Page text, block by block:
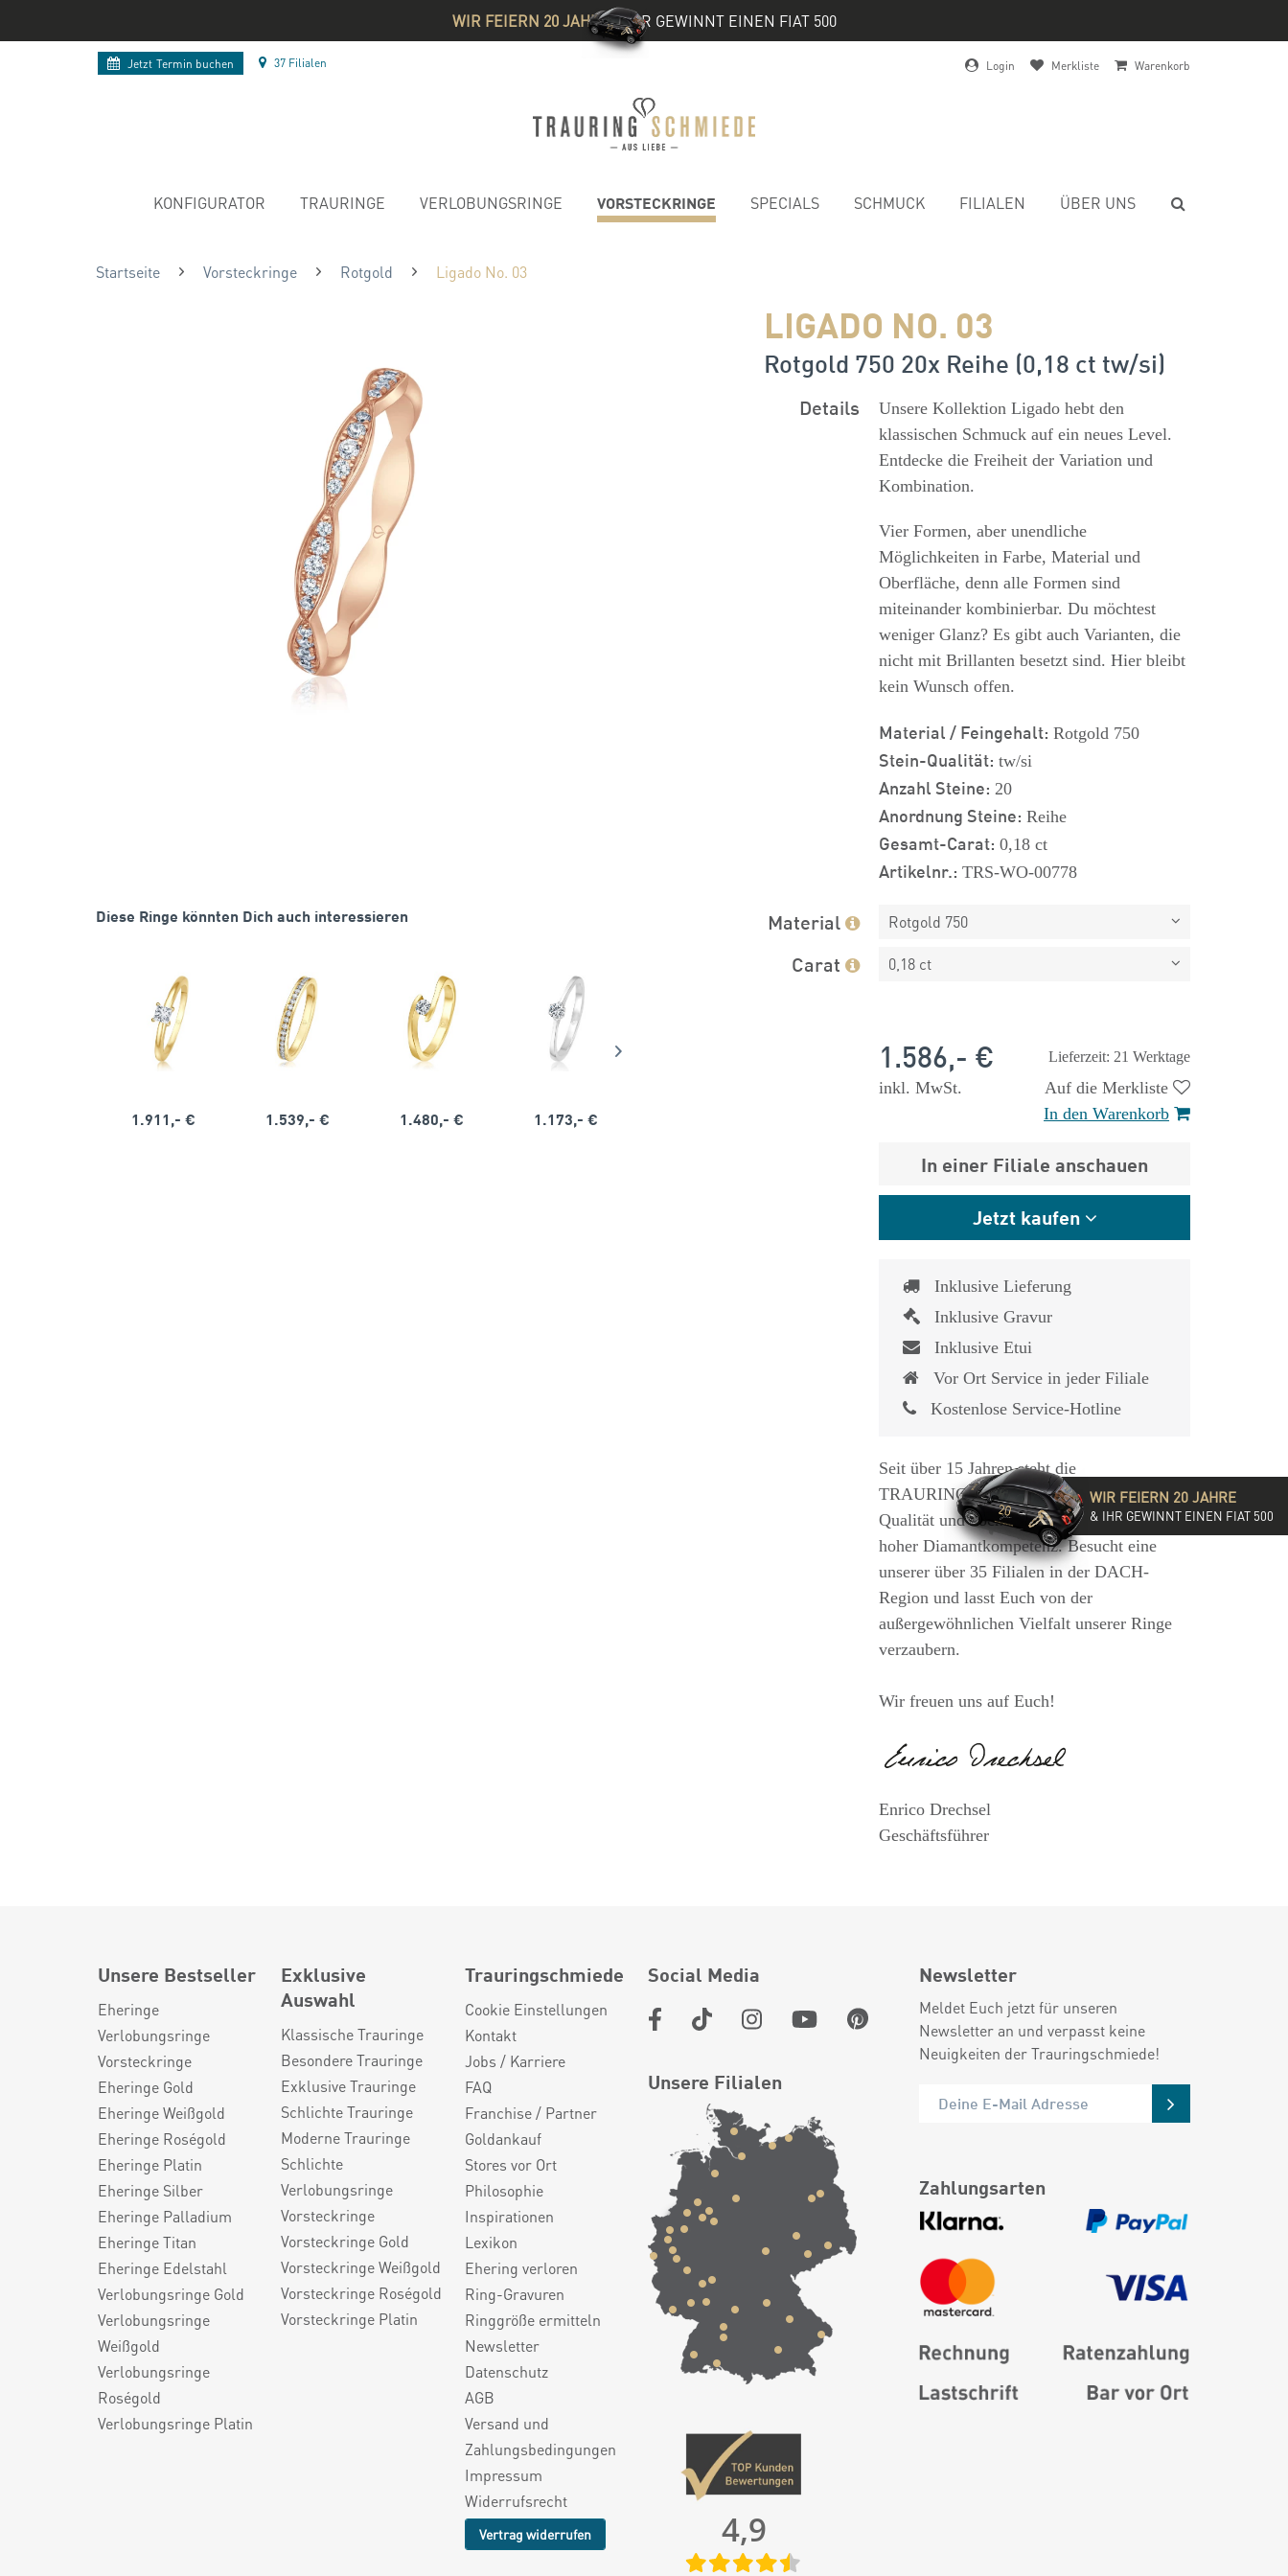
WIR FEIERN 20 JAHRE& IHR GEWINNT EINEN FIAT 500
Jetzt Termin buchen 37 Filialen Login Merkliste Warenkorb
KONFIGURATOR TRAURINGE VERLOBUNGSRINGE VORSTECKRINGE SPECIALS SCHMUCK FILIALEN ÜBER UNS
Startseite Vorsteckringe Rotgold Ligado No. 03
LIGADO NO. 03
Rotgold 750 20x Reihe (0,18 ct tw/si)
Diese Ringe könnten Dich auch interessieren
1.911,- € 1.539,- € 1.480,- € 1.173,- €
Details
Unsere Kollektion Ligado hebt den
klassischen Schmuck auf ein neues Level.
Entdecke die Freiheit der Variation und
Kombination.
Vier Formen, aber unendliche
Möglichkeiten in Farbe, Material und
Oberfläche, denn alle Formen sind
miteinander kombinierbar. Du möchtest
weniger Glanz? Es gibt auch Varianten, die
nicht mit Brillanten besetzt sind. Hier bleibt
kein Wunsch offen.
Material / Feingehalt: Rotgold 750
Stein-Qualität: tw/si
Anzahl Steine: 20
Anordnung Steine: Reihe
Gesamt-Carat: 0,18 ct
Artikelnr.: TRS-WO-00778
Material Rotgold 750
Carat 0,18 ct
Lieferzeit: 21 Werktage
1.586,- €
inkl. MwSt.
Auf die Merkliste
In den Warenkorb
In einer Filiale anschauen
Jetzt kaufen
Inklusive Lieferung
Inklusive Gravur
Inklusive Etui
Vor Ort Service in jeder Filiale
Kostenlose Service-Hotline
Seit über 15 Jahren steht die
TRAURINGSCHMIEDE für exzellente
Qualität und hochwertige Beratung mit
hoher Diamantkompetenz. Besucht eine
unserer über 35 Filialen in der DACH-
Region und lasst Euch von der
außergewöhnlichen Vielfalt unserer Ringe
verzaubern.
Wir freuen uns auf Euch!
Enrico Drechsel
Geschäftsführer
Unsere Bestseller
Eheringe
Verlobungsringe
Vorsteckringe
Eheringe Gold
Eheringe Weißgold
Eheringe Roségold
Eheringe Platin
Eheringe Silber
Eheringe Palladium
Eheringe Titan
Eheringe Edelstahl
Verlobungsringe Gold
Verlobungsringe
Weißgold
Verlobungsringe
Roségold
Verlobungsringe Platin
Exklusive
Auswahl
Klassische Trauringe
Besondere Trauringe
Exklusive Trauringe
Schlichte Trauringe
Moderne Trauringe
Schlichte
Verlobungsringe
Vorsteckringe
Vorsteckringe Gold
Vorsteckringe Weißgold
Vorsteckringe Roségold
Vorsteckringe Platin
Trauringschmiede
Cookie Einstellungen
Kontakt
Jobs / Karriere
FAQ
Franchise / Partner
Goldankauf
Stores vor Ort
Philosophie
Inspirationen
Lexikon
Ehering verloren
Ring-Gravuren
Ringgröße ermitteln
Newsletter
Datenschutz
AGB
Versand und
Zahlungsbedingungen
Impressum
Widerrufsrecht
Vertrag widerrufen
Social Media
Unsere Filialen
4,9
Newsletter
Meldet Euch jetzt für unseren
Newsletter an und verpasst keine
Neuigkeiten der Trauringschmiede!
Zahlungsarten
WIR FEIERN 20 JAHRE
& IHR GEWINNT EINEN FIAT 500